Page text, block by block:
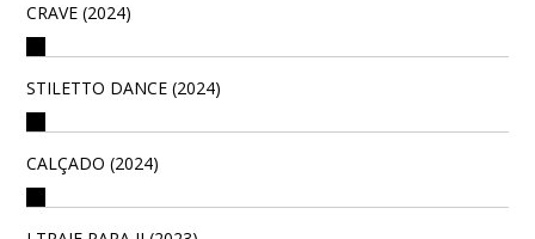
CRAVE (2024)
STILETTO DANCE (2024)
CALÇADO (2024)